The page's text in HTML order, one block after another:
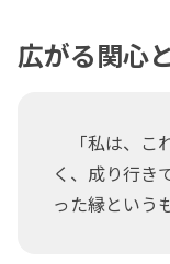
広がる関心
「私は、こ
く、成り行き
った縁という